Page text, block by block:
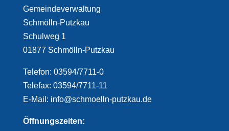
Gemeindeverwaltung
Schmölln-Putzkau
Schulweg 1
01877 Schmölln-Putzkau
Telefon: 03594/7711-0
Telefax: 03594/7711-11
E-Mail: info@schmoelln-putzkau.de
Öffnungszeiten: